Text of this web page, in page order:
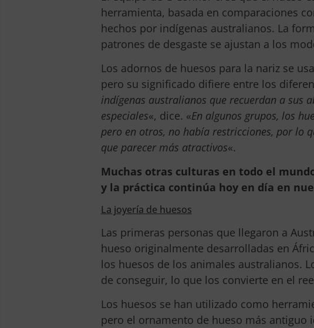
herramienta, basada en comparaciones
hechos por indígenas australianos. La
patrones de desgaste se ajustan a los
Los adornos de huesos para la nariz se
pero su significado difiere entre los
indígenas australianos que recuerdan a sus
especiales«, dice. «En algunos grupos, los
pero en otros, no había restricciones, por lo
que parecer más atractivos«.
Muchas otras culturas en todo el
y la práctica continúa hoy en día en
La joyería de huesos
Las primeras personas que llegaron a
hueso originalmente desarrolladas en
los huesos de los animales australianos.
de conseguir, lo que los convierte en el
Los huesos se han utilizado como
pero el ornamento de hueso más antiguo